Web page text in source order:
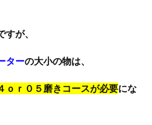
すが、
ターの大小の物は、
ｏｒ０５磨きコースが必要にな